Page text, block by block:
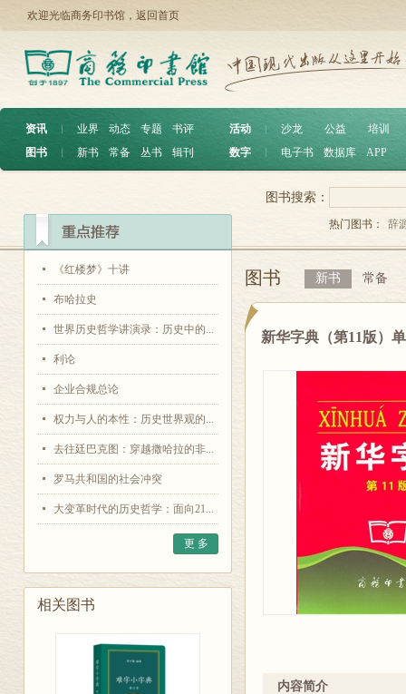
欢迎光临商务印书馆， 返回首页
资讯 ︱ 业界 动态 专题
书评
图书
︱ 新书 常备 丛书 辑刊
活动 沙龙 公益
培训
数字
电子书 数据库 APP
《红楼梦》十讲
布哈拉史
世界历史哲学讲演录：历史中的...
利论
企业合规总论
权力与人的本性：历史世界观的...
去往廷巴克图：穿越撒哈拉的非...
罗马共和国的社会冲突
大变革时代的历史哲学：面向21...
更 多
相关图书
图书搜索：
热门图书： 辞
图书 新书 常备
新华字典（第11版）
内容简介